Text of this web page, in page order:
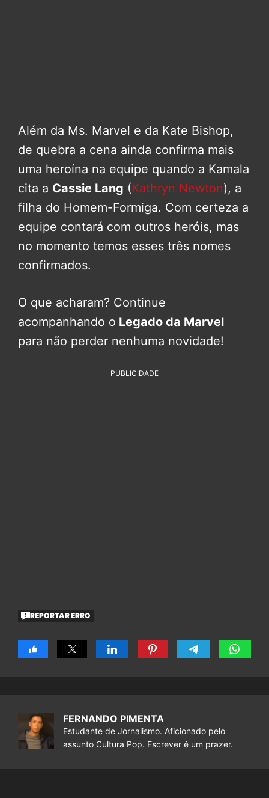
Além da Ms. Marvel e da Kate Bishop,
de quebra a cena ainda confirma mais
uma heroína na equipe quando a Kamala
cita a Cassie Lang (Kathryn Newton), a
filha do Homem-Formiga. Com certeza a
equipe contará com outros heróis, mas
no momento temos esses três nomes
confirmados.
O que acharam? Continue
acompanhando o Legado da Marvel
para não perder nenhuma novidade!
PUBLICIDADE
REPORTAR ERRO
FERNANDO PIMENTA
Estudante de Jornalismo. Aficionado pelo
assunto Cultura Pop. Escrever é um prazer.